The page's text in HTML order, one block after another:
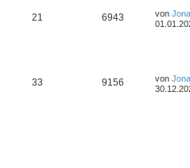
21 6943 von
33 9156 von